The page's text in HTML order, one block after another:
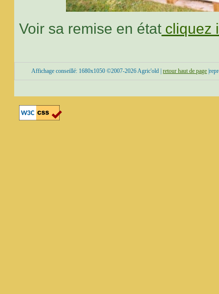
Voir sa remise en état cliquez
Affichage conseillé: 1680x1050 ©2007-2026 Agric'old |retour haut de page